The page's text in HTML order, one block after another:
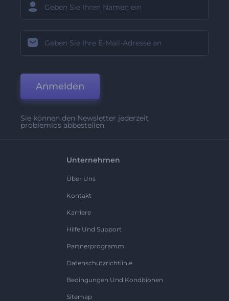
Anmelden
Sie können den Newsletter jederzeit
problemlos abbestellen.
Unternehmen
Über Uns
Kontakt
Karriere
Hilfe Und Support
Partnerprogramm
Datenschutzrichtlinie
Bedingungen Und Konditionen
Sitemap